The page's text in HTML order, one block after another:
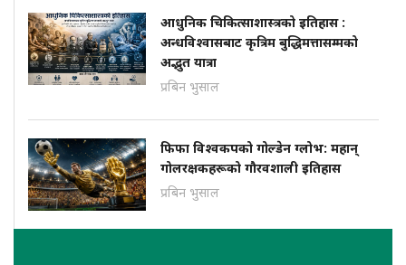
आधुनिक चिकित्साशास्त्रको इतिहास :
अन्धविश्वासबाट कृत्रिम बुद्धिमत्तासम्मको
अद्भुत यात्रा
प्रबिन भुसाल
फिफा विश्वकपको गोल्डेन ग्लोभ: महान्
गोलरक्षकहरूको गौरवशाली इतिहास
प्रबिन भुसाल